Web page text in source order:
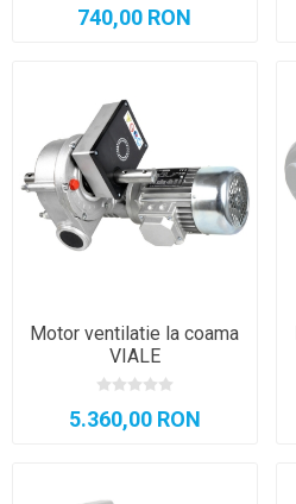
740,00 RON
Motor ventilatie la coama
VIALE
5.360,00 RON